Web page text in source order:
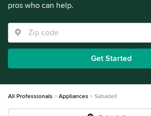
pros who can help.
Get Started
All Professionals Appliances Sabadell